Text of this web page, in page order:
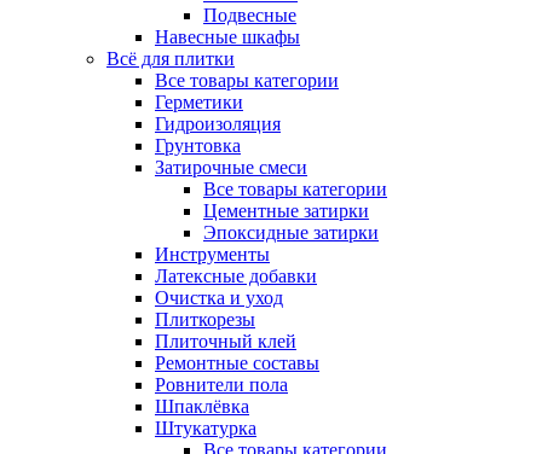
Подвесные
Навесные шкафы
Всё для плитки
Все товары категории
Герметики
Гидроизоляция
Грунтовка
Затирочные смеси
Все товары категории
Цементные затирки
Эпоксидные затирки
Инструменты
Латексные добавки
Очистка и уход
Плиткорезы
Плиточный клей
Ремонтные составы
Ровнители пола
Шпаклёвка
Штукатурка
Все товары категории